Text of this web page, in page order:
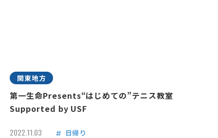
関東地方
第一生命Presents“はじめての”テニス教室
Supported by USF
2022.11.03 日帰り